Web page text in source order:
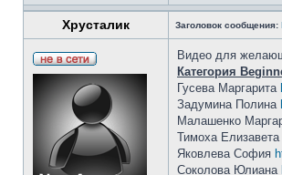
Хрусталик Заголовок сообщения:
Видео для
Категория
Гусева Маргарита
Задумина Полина
Малашенко
Тимоха Елизавета
Яковлева София
Соколова Юлиана